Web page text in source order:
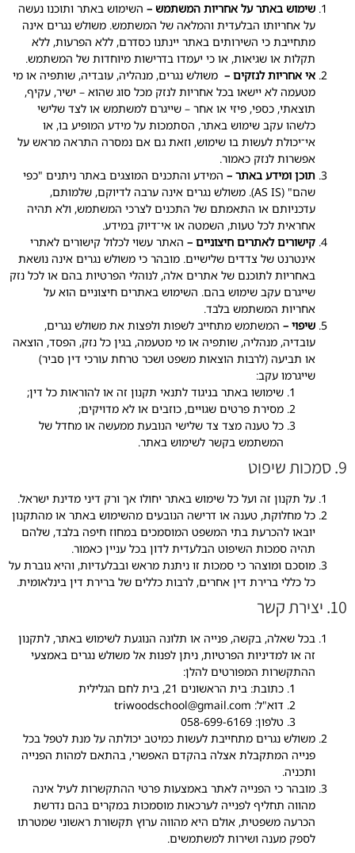
שימוש באתר על אחריות המשתמש – השימוש באתר ותוכנו נעשה
על אחריותו הבלעדית והמלאה של המשתמש. משולש נגרים אינה
מתחייבת כי השירותים באתר יינתנו כסדרם, ללא הפרעות, ללא
תקלות או שגיאות, או כי יעמדו בדרישות מיוחדות של המשתמש.
אי אחריות לנזקים – משולש נגרים, מנהליה, עובדיה, שותפיה או מי
מטעמה לא יישאו בכל אחריות לנזק מכל סוג שהוא – ישיר, עקיף,
תוצאתי, כספי, פיזי או אחר – שייגרם למשתמש או לצד שלישי
כלשהו עקב שימוש באתר, הסתמכות על מידע המופיע בו, או
אי־יכולת לעשות בו שימוש, וזאת גם אם נמסרה התראה מראש על
אפשרות לנזק כאמור.
תוכן ומידע באתר – המידע והתכנים המוצגים באתר ניתנים "כפי
שהם" (AS IS). משולש נגרים אינה ערבה לדיוקם, שלמותם,
עדכניותם או התאמתם של התכנים לצרכי המשתמש, ולא תהיה
אחראית לכל טעות, השמטה או אי־דיוק במידע.
קישורים לאתרים חיצוניים – האתר עשוי לכלול קישורים לאתרי
אינטרנט של צדדים שלישיים. מובהר כי משולש נגרים אינה נושאת
באחריות לתוכנם של אתרים אלה, לנוהלי הפרטיות בהם או לכל נזק
שייגרם עקב שימוש בהם. השימוש באתרים חיצוניים הוא על
אחריות המשתמש בלבד.
שיפוי – המשתמש מתחייב לשפות ולפצות את משולש נגרים,
עובדיה, מנהליה, שותפיה או מי מטעמה, בגין כל נזק, הפסד, הוצאה
או תביעה (לרבות הוצאות משפט ושכר טרחת עורכי דין סביר)
שייגרמו עקב:
שימושו באתר בניגוד לתנאי תקנון זה או להוראות כל דין;
מסירת פרטים שגויים, כוזבים או לא מדויקים;
כל טענה מצד צד שלישי הנובעת ממעשה או מחדל של
המשתמש בקשר לשימוש באתר.
9. סמכות שיפוט
על תקנון זה ועל כל שימוש באתר יחולו אך ורק דיני מדינת ישראל.
כל מחלוקת, טענה או דרישה הנובעים מהשימוש באתר או מהתקנון
יובאו להכרעת בתי המשפט המוסמכים במחוז חיפה בלבד, שלהם
תהיה סמכות השיפוט הבלעדית לדון בכל עניין כאמור.
מוסכם ומוצהר כי סמכות זו ניתנת מראש ובבלעדיות, והיא גוברת על
כל כללי ברירת דין אחרים, לרבות כללים של ברירת דין בינלאומית.
10. יצירת קשר
בכל שאלה, בקשה, פנייה או תלונה הנוגעת לשימוש באתר, לתקנון
זה או למדיניות הפרטיות, ניתן לפנות אל משולש נגרים באמצעי
ההתקשרות המפורטים להלן:
כתובת: בית הראשונים 21, בית לחם הגלילית
דוא"ל: triwoodschool@gmail.com
טלפון: 058-699-6169
משולש נגרים מתחייבת לעשות כמיטב יכולתה על מנת לטפל בכל
פנייה המתקבלת אצלה בהקדם האפשרי, בהתאם למהות הפנייה
ותכניה.
מובהר כי הפנייה לאתר באמצעות פרטי ההתקשרות לעיל אינה
מהווה תחליף לפנייה לערכאות מוסמכות במקרים בהם נדרשת
הכרעה משפטית, אולם היא מהווה ערוץ תקשורת ראשוני שמטרתו
לספק מענה ושירות למשתמשים.